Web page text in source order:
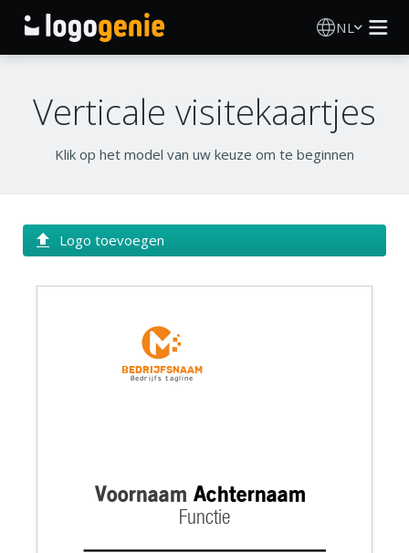
NL
AI logogenerator
Gedrukte producten
Over
Verticale visitekaartjes
Klik op het model van uw keuze om te beginnen
Logo toevoegen
Functie
VoornaamAchternaam
Bedrijfsnaam
Bedrijfs tagline